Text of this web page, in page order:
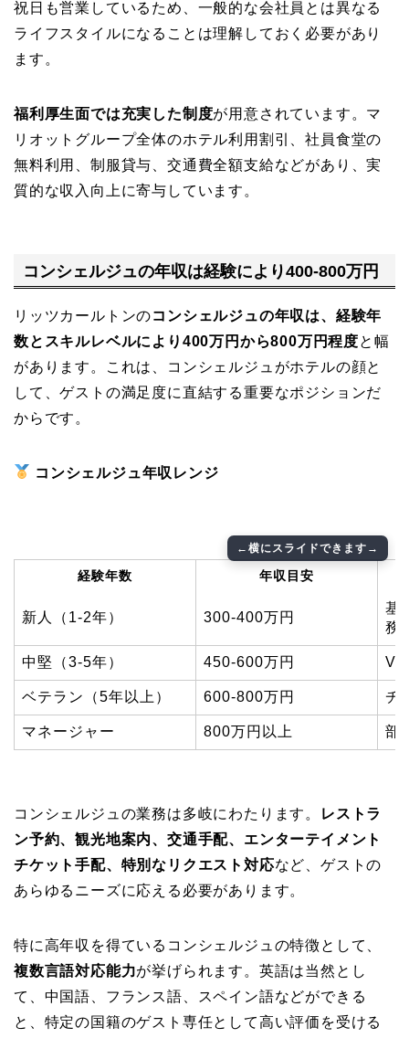
祝日も営業しているため、一般的な会社員とは異なる
ライフスタイルになることは理解しておく必要があり
ます。
福利厚生面では充実した制度が用意されています。マ
リオットグループ全体のホテル利用割引、社員食堂の
無料利用、制服貸与、交通費全額支給などがあり、実
質的な収入向上に寄与しています。
コンシェルジュの年収は経験により400-800万円
リッツカールトンのコンシェルジュの年収は、経験年
数とスキルレベルにより400万円から800万円程度と幅
があります。これは、コンシェルジュがホテルの顔と
して、ゲストの満足度に直結する重要なポジションだ
からです。
コンシェルジュ年収レンジ
経験年数 年収目安
新人（1-2年） 300-400万円
基
務
中堅（3-5年） 450-600万円
ベテラン（5年以上） 600-800万円 チ
マネージャー 800万円以上 部
コンシェルジュの業務は多岐にわたります。
レストラ
ン予約、観光地案内、交通手配、エンターテイメント
チケット手配、特別なリクエスト対応など、ゲストの
あらゆるニーズに応える必要があります。
特に高年収を得ているコンシェルジュの特徴として、
複数言語対応能力が挙げられます。英語は当然とし
て、中国語、フランス語、スペイン語などができる
と、特定の国籍のゲスト専任として高い評価を受ける